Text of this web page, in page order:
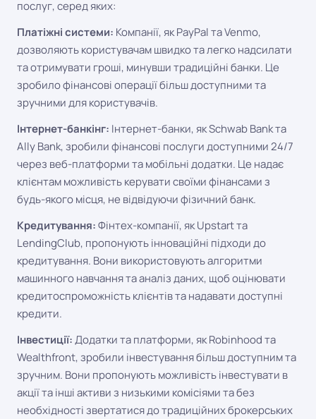
послуг, серед яких:
Платіжні системи: Компанії, як PayPal та Venmo,
дозволяють користувачам швидко та легко надсилати
та отримувати гроші, минувши традиційні банки. Це
зробило фінансові операції більш доступними та
зручними для користувачів.
Інтернет-банкінг: Інтернет-банки, як Schwab Bank та
Ally Bank, зробили фінансові послуги доступними 24/7
через веб-платформи та мобільні додатки. Це надає
клієнтам можливість керувати своїми фінансами з
будь-якого місця, не відвідуючи фізичний банк.
Кредитування:Фінтех-компанії, як Upstart та
LendingClub, пропонують інноваційні підходи до
кредитування. Вони використовують алгоритми
машинного навчання та аналіз даних, щоб оцінювати
кредитоспроможність клієнтів та надавати доступні
кредити.
Інвестиції:Додатки та платформи, як Robinhood та
Wealthfront, зробили інвестування більш доступним та
зручним. Вони пропонують можливість інвестувати в
акції та інші активи з низькими комісіями та без
необхідності звертатися до традиційних брокерських